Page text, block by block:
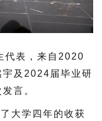
代表，来自2020
宇及2024届毕业研
言。
大学四年的收获